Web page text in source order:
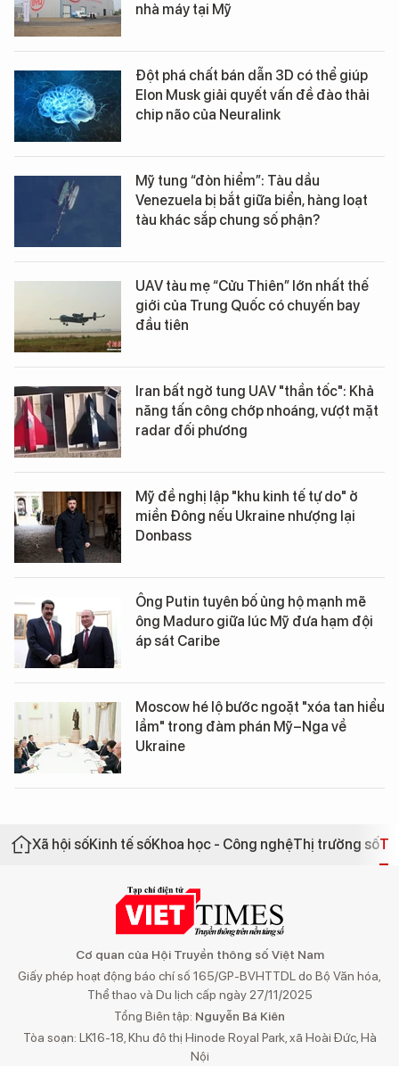
nhà máy tại Mỹ
Đột phá chất bán dẫn 3D có thể giúp
Elon Musk giải quyết vấn đề đào thải
chip não của Neuralink
Mỹ tung “đòn hiểm”: Tàu dầu
Venezuela bị bắt giữa biển, hàng loạt
tàu khác sắp chung số phận?
UAV tàu mẹ “Cửu Thiên” lớn nhất thế
giới của Trung Quốc có chuyến bay
đầu tiên
Iran bất ngờ tung UAV "thần tốc": Khả
năng tấn công chớp nhoáng, vượt mặt
radar đối phương
Mỹ đề nghị lập "khu kinh tế tự do" ở
miền Đông nếu Ukraine nhượng lại
Donbass
Ông Putin tuyên bố ủng hộ mạnh mẽ
ông Maduro giữa lúc Mỹ đưa hạm đội
áp sát Caribe
Moscow hé lộ bước ngoặt "xóa tan hiểu
lầm" trong đàm phán Mỹ–Nga về
Ukraine
Xã hội sốKinh tế sốKhoa học - Công nghệThị trường số
Cơ quan của Hội Truyền thông số Việt Nam
Giấy phép hoạt động báo chí số 165/GP-BVHTTDL do Bộ Văn hóa,
Thể thao và Du lịch cấp ngày 27/11/2025
Tổng Biên tập: Nguyễn Bá Kiên
Tòa soạn: LK16-18, Khu đô thị Hinode Royal Park, xã Hoài Đức, Hà
Nội